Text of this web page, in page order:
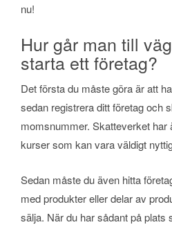
nu!
Hur går man till
starta ett företag?
Det första du måste göra är att
sedan registrera ditt företag och
momsnummer. Skatteverket har
kurser som kan vara väldigt
Sedan måste du även hitta
med produkter eller delar av
sälja. När du har sådant på plats